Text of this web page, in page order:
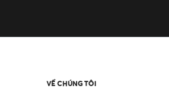
VỀ CHÚNG TÔI